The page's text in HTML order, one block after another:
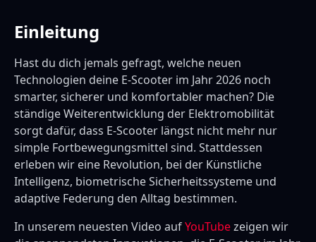
Einleitung
Hast du dich jemals gefragt, welche neuen
Technologien deine E-Scooter im Jahr 2026 noch
smarter, sicherer und komfortabler machen? Die
ständige Weiterentwicklung der Elektromobilität
sorgt dafür, dass E-Scooter längst nicht mehr nur
simple Fortbewegungsmittel sind. Stattdessen
erleben wir eine Revolution, bei der Künstliche
Intelligenz, biometrische Sicherheitssysteme und
adaptive Federung den Alltag bestimmen.
In unserem neuesten Video aufYouTubezeigen wir